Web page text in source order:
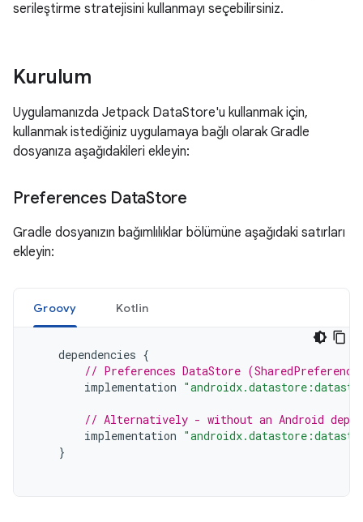
serileştirme stratejisini kullanmayı seçebilirsiniz.
Kurulum
Uygulamanızda Jetpack DataStore'u kullanmak için,
kullanmak istediğiniz uygulamaya bağlı olarak Gradle
dosyanıza aşağıdakileri ekleyin:
Preferences DataStore
Gradle dosyanızın bağımlılıklar bölümüne aşağıdaki satırları
ekleyin:
Groovy Kotlin
dependencies {
// Preferences DataStore
implementation
// Alternatively - without an Android
implementation
}